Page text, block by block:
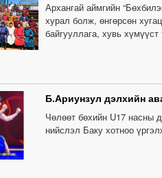
Архангай аймгийн
хурал болж, өнгөрсөн
байгууллага, хувь
Б.Ариунзул дэлхийн
Чөлөөт бөхийн U17 насны
нийслэл Баку хотноо